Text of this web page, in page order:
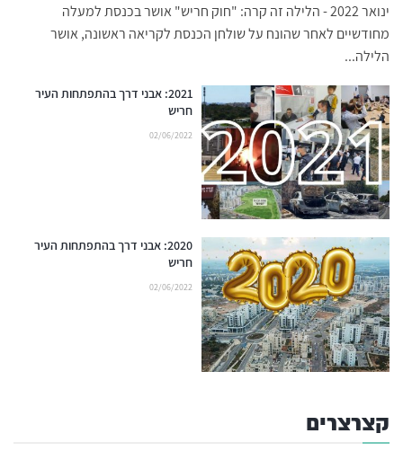
ינואר 2022 - הלילה זה קרה: "חוק חריש" אושר בכנסת למעלה
מחודשיים לאחר שהונח על שולחן הכנסת לקריאה ראשונה, אושר
הלילה...
2021: אבני דרך בהתפתחות העיר
חריש
02/06/2022
2020: אבני דרך בהתפתחות העיר
חריש
02/06/2022
קצרצרים